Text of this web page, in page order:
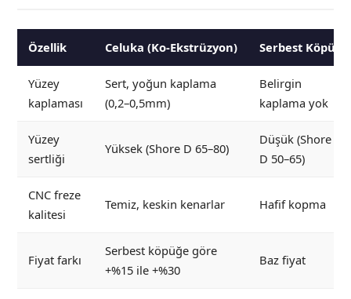
Özellik Celuka (Ko-Ekstrüzyon) Serbest Köpük
Yüzey
kaplaması
Sert, yoğun kaplama
(0,2–0,5mm)
Belirgin
kaplama yok
Yüzey
sertliği
Yüksek (Shore D 65–80)
Düşük (Shore
D 50–65)
CNC freze
kalitesi
Temiz, keskin kenarlar Hafif kopma
Fiyat farkı
Serbest köpüğe göre
+%15 ile +%30
Baz fiyat